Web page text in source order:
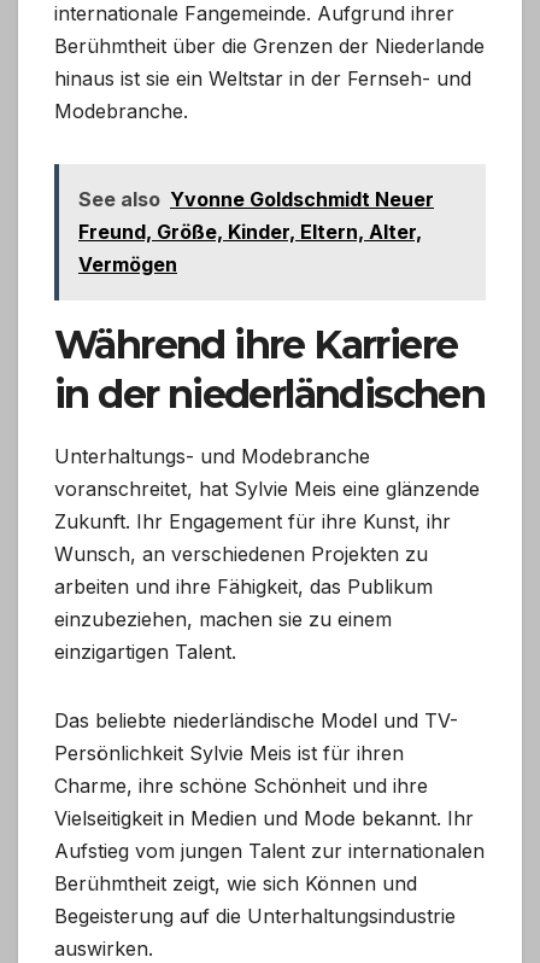
internationale Fangemeinde. Aufgrund ihrer
Berühmtheit über die Grenzen der Niederlande
hinaus ist sie ein Weltstar in der Fernseh- und
Modebranche.
See also Yvonne Goldschmidt Neuer
Freund, Größe, Kinder, Eltern, Alter,
Vermögen
Während ihre Karriere
in der niederländischen
Unterhaltungs- und Modebranche
voranschreitet, hat Sylvie Meis eine glänzende
Zukunft. Ihr Engagement für ihre Kunst, ihr
Wunsch, an verschiedenen Projekten zu
arbeiten und ihre Fähigkeit, das Publikum
einzubeziehen, machen sie zu einem
einzigartigen Talent.
Das beliebte niederländische Model und TV-
Persönlichkeit Sylvie Meis ist für ihren
Charme, ihre schöne Schönheit und ihre
Vielseitigkeit in Medien und Mode bekannt. Ihr
Aufstieg vom jungen Talent zur internationalen
Berühmtheit zeigt, wie sich Können und
Begeisterung auf die Unterhaltungsindustrie
auswirken.